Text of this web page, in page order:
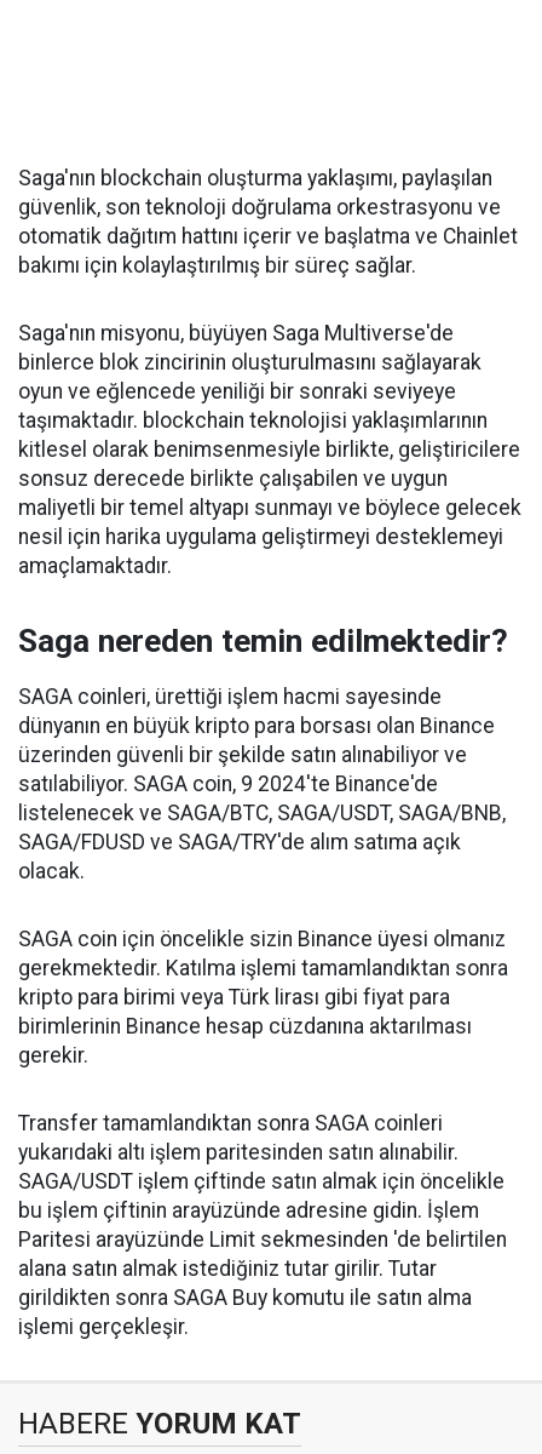
Saga'nın blockchain oluşturma yaklaşımı, paylaşılan
güvenlik, son teknoloji doğrulama orkestrasyonu ve
otomatik dağıtım hattını içerir ve başlatma ve Chainlet
bakımı için kolaylaştırılmış bir süreç sağlar.
Saga'nın misyonu, büyüyen Saga Multiverse'de
binlerce blok zincirinin oluşturulmasını sağlayarak
oyun ve eğlencede yeniliği bir sonraki seviyeye
taşımaktadır. blockchain teknolojisi yaklaşımlarının
kitlesel olarak benimsenmesiyle birlikte, geliştiricilere
sonsuz derecede birlikte çalışabilen ve uygun
maliyetli bir temel altyapı sunmayı ve böylece gelecek
nesil için harika uygulama geliştirmeyi desteklemeyi
amaçlamaktadır.
Saga nereden temin edilmektedir?
SAGA coinleri, ürettiği işlem hacmi sayesinde
dünyanın en büyük kripto para borsası olan Binance
üzerinden güvenli bir şekilde satın alınabiliyor ve
satılabiliyor. SAGA coin, 9 2024'te Binance'de
listelenecek ve SAGA/BTC, SAGA/USDT, SAGA/BNB,
SAGA/FDUSD ve SAGA/TRY'de alım satıma açık
olacak.
SAGA coin için öncelikle sizin Binance üyesi olmanız
gerekmektedir. Katılma işlemi tamamlandıktan sonra
kripto para birimi veya Türk lirası gibi fiyat para
birimlerinin Binance hesap cüzdanına aktarılması
gerekir.
Transfer tamamlandıktan sonra SAGA coinleri
yukarıdaki altı işlem paritesinden satın alınabilir.
SAGA/USDT işlem çiftinde satın almak için öncelikle
bu işlem çiftinin arayüzünde adresine gidin. İşlem
Paritesi arayüzünde Limit sekmesinden 'de belirtilen
alana satın almak istediğiniz tutar girilir. Tutar
girildikten sonra SAGA Buy komutu ile satın alma
işlemi gerçekleşir.
HABERE YORUM KAT